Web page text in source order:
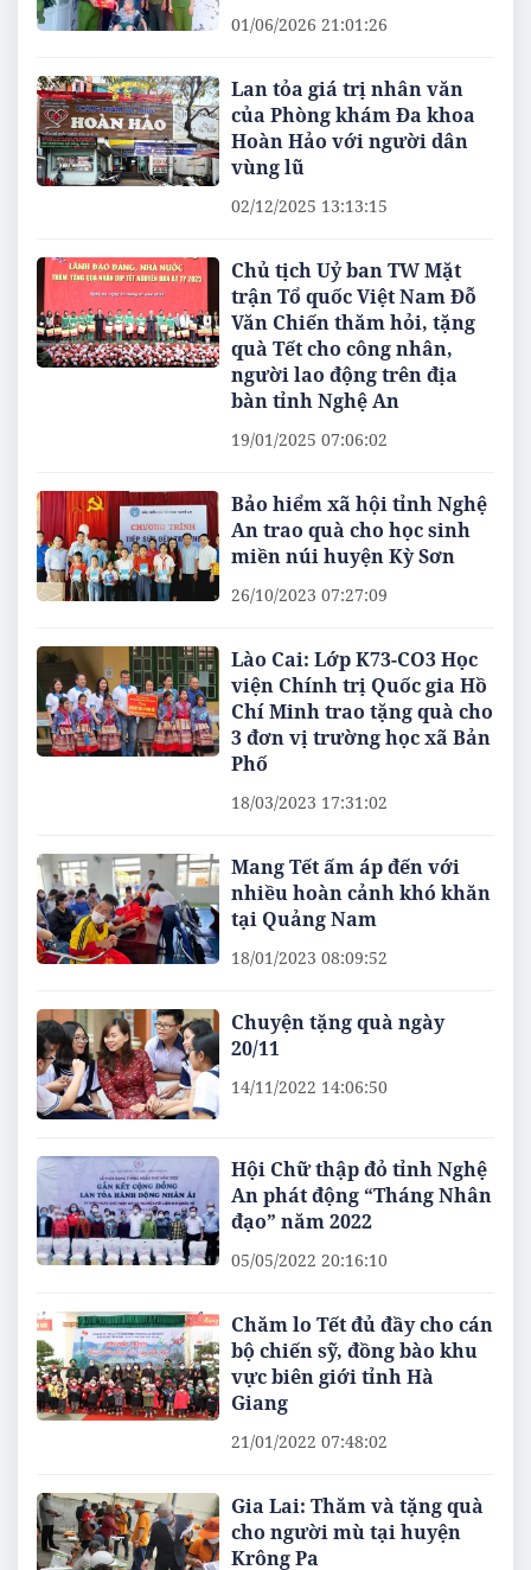
01/06/2026 21:01:26
Lan tỏa giá trị nhân văn
của Phòng khám Đa khoa
Hoàn Hảo với người dân
vùng lũ
02/12/2025 13:13:15
Chủ tịch Uỷ ban TW Mặt
trận Tổ quốc Việt Nam Đỗ
Văn Chiến thăm hỏi, tặng
quà Tết cho công nhân,
người lao động trên địa
bàn tỉnh Nghệ An
19/01/2025 07:06:02
Bảo hiểm xã hội tỉnh Nghệ
An trao quà cho học sinh
miền núi huyện Kỳ Sơn
26/10/2023 07:27:09
Lào Cai: Lớp K73-CO3 Học
viện Chính trị Quốc gia Hồ
Chí Minh trao tặng quà cho
3 đơn vị trường học xã Bản
Phố
18/03/2023 17:31:02
Mang Tết ấm áp đến với
nhiều hoàn cảnh khó khăn
tại Quảng Nam
18/01/2023 08:09:52
Chuyện tặng quà ngày
20/11
14/11/2022 14:06:50
Hội Chữ thập đỏ tỉnh Nghệ
An phát động “Tháng Nhân
đạo” năm 2022
05/05/2022 20:16:10
Chăm lo Tết đủ đầy cho cán
bộ chiến sỹ, đồng bào khu
vực biên giới tỉnh Hà
Giang
21/01/2022 07:48:02
Gia Lai: Thăm và tặng quà
cho người mù tại huyện
Krông Pa